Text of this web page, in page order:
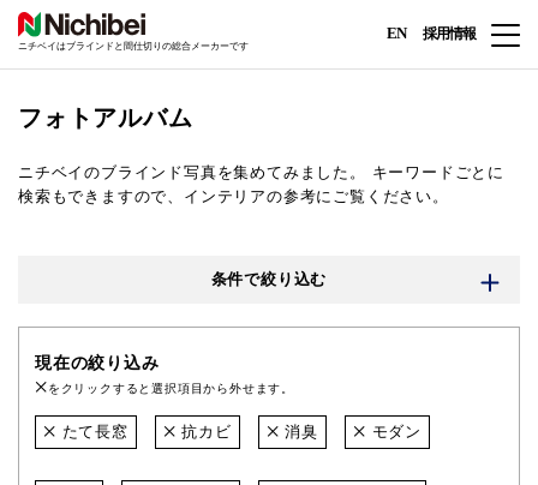
ニチベイはブラインドと間仕切りの総合メーカーです
EN 採用情報
フォトアルバム
ニチベイのブラインド写真を集めてみました。
キーワードごとに
検索もできますので、インテリアの参考にご覧ください。
条件で絞り込む
現在の絞り込み
をクリックすると選択項目から外せます。
たて長窓 抗カビ 消臭 モダン